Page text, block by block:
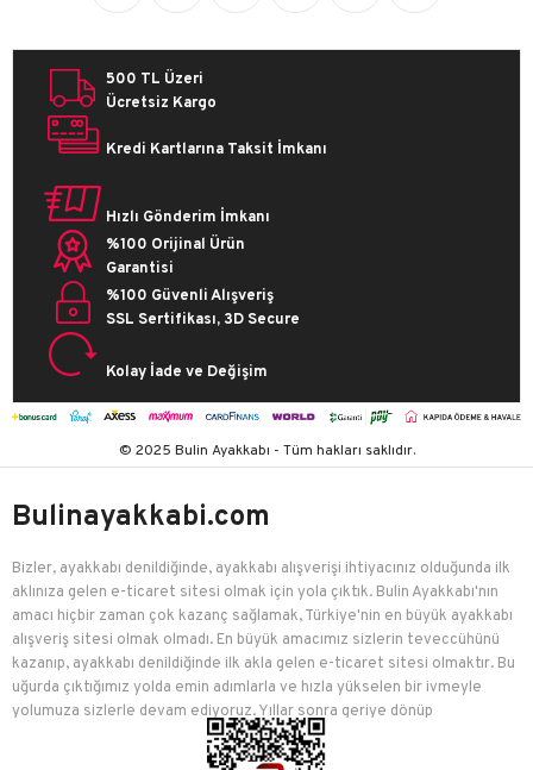
500 TL Üzeri
Ücretsiz Kargo
Kredi Kartlarına Taksit İmkanı
Hızlı Gönderim İmkanı
%100 Orijinal Ürün
Garantisi
%100 Güvenli Alışveriş
SSL Sertifikası, 3D Secure
Kolay İade ve Değişim
© 2025 Bulin Ayakkabı - Tüm hakları saklıdır.
Bulinayakkabi.com
Bizler, ayakkabı denildiğinde, ayakkabı alışverişi ihtiyacınız olduğunda ilk
aklınıza gelen e-ticaret sitesi olmak için yola çıktık. Bulin Ayakkabı'nın
amacı hiçbir zaman çok kazanç sağlamak, Türkiye'nin en büyük ayakkabı
alışveriş sitesi olmak olmadı. En büyük amacımız sizlerin teveccühünü
kazanıp, ayakkabı denildiğinde ilk akla gelen e-ticaret sitesi olmaktır. Bu
uğurda çıktığımız yolda emin adımlarla ve hızla yükselen bir ivmeyle
yolumuza sizlerle devam ediyoruz. Yıllar sonra geriye dönüp
baktığımızda birçok mutlu müşteriyi edindiğimiz için çok mutluyuz.